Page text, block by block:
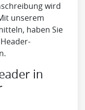
wird
unserem
haben Sie
in